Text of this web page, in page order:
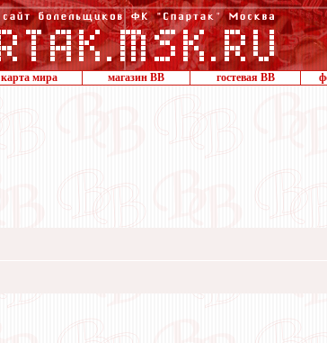
карта мира магазин ВВ гостевая ВВ